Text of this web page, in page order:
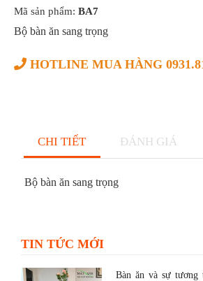
Mã sản phẩm: BA7
Bộ bàn ăn sang trọng
HOTLINE MUA HÀNG
CHI TIẾT ĐÁNH GIÁ
Bộ bàn ăn sang trọng
TIN TỨC MỚI
Bàn ăn và sự